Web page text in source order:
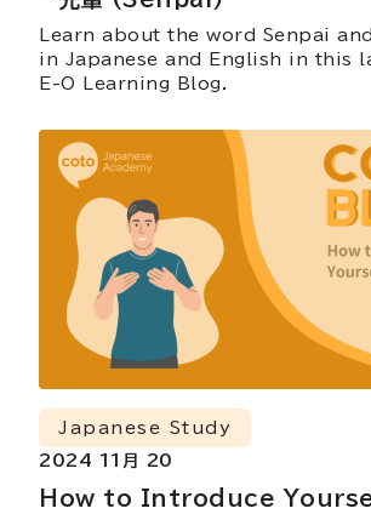
Learn about the word Senpai
in Japanese and English in this
E-O Learning Blog.
How to Introduce
Japanese Study
2024 11月 20